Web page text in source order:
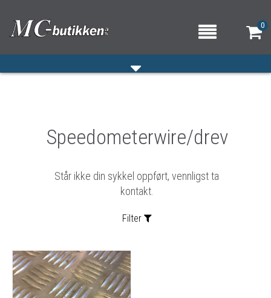
0
VERKSTED
Speedometerwire/drev
Står ikke din sykkel oppført, vennligst ta
kontakt.
Filter